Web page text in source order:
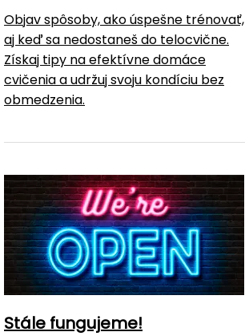
Objav spôsoby, ako úspešne trénovať,
aj keď sa nedostaneš do telocvične.
Získaj tipy na efektívne domáce
cvičenia a udržuj svoju kondíciu bez
obmedzenia.
Stále fungujeme!